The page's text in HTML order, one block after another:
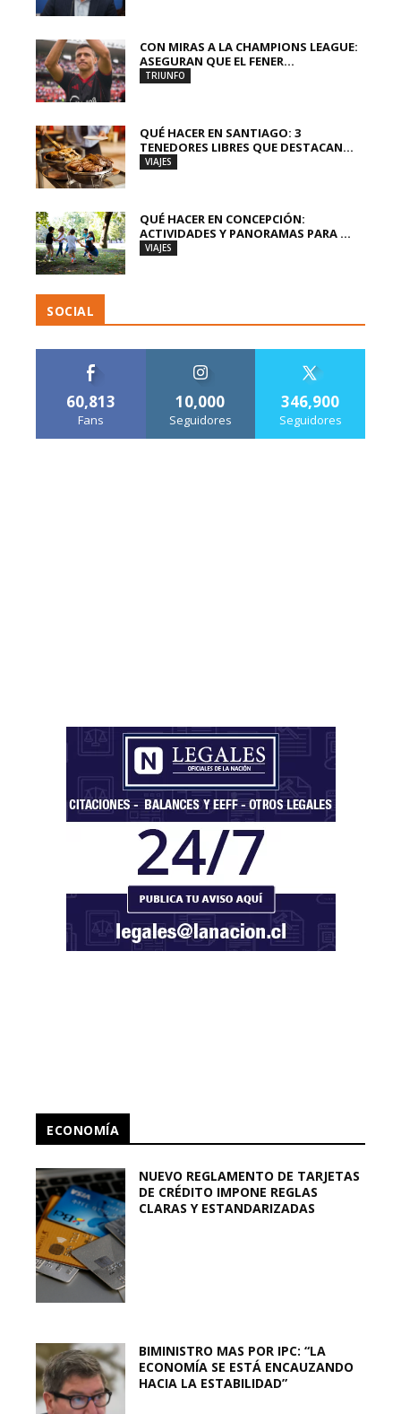
CON MIRAS A LA CHAMPIONS LEAGUE:
ASEGURAN QUE EL FENER...
TRIUNFO
QUÉ HACER EN SANTIAGO: 3
TENEDORES LIBRES QUE DESTACAN...
VIAJES
QUÉ HACER EN CONCEPCIÓN:
ACTIVIDADES Y PANORAMAS PARA ...
VIAJES
SOCIAL
60,813
Fans
10,000
Seguidores
346,900
Seguidores
ECONOMÍA
NUEVO REGLAMENTO DE TARJETAS
DE CRÉDITO IMPONE REGLAS
CLARAS Y ESTANDARIZADAS
BIMINISTRO MAS POR IPC: “LA
ECONOMÍA SE ESTÁ ENCAUZANDO
HACIA LA ESTABILIDAD”